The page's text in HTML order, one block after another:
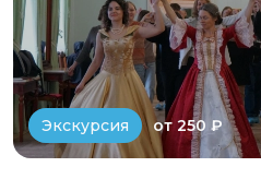
Экскурсия от 250 ₽